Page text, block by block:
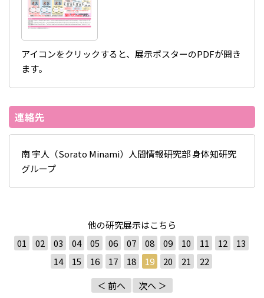
アイコンをクリックすると、展示ポスターのPDFが開き
ます。
連絡先
南 宇人（Sorato Minami）人間情報研究部 身体知研究
グループ
他の研究展示はこちら
01
02 03 04 05 06 07 08 09 10 11 12
13
14
15 16 17 18 19 20 21
22
＜ 前へ
次へ ＞